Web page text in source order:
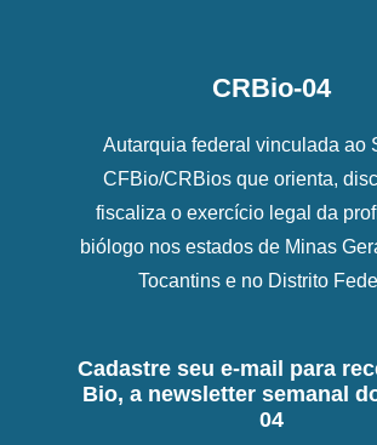
CRBio-04
Autarquia federal vinculada ao
CFBio/CRBios que orienta,
fiscaliza o exercício legal da
biólogo nos estados de Minas
Tocantins e no Distrito
Cadastre seu e-mail para
Bio, a newsletter semanal
04